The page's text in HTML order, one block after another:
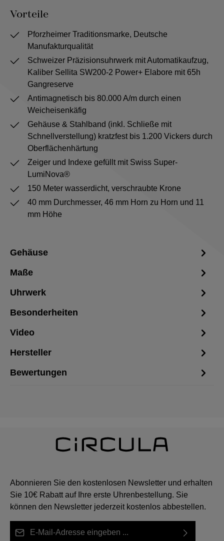
Vorteile
Pforzheimer Traditionsmarke, Deutsche
Manufakturqualität
Schweizer Präzisionsuhrwerk mit Automatikaufzug,
Kaliber Sellita SW200-2 Power+ Elabore mit 65h
Gangreserve
Antimagnetisch bis 80.000 A/m durch einen
Weicheisenkäfig
Gehäuse & Stahlband (inkl. Schließe mit
Schnellverstellung) kratzfest bis 1.200 Vickers durch
Oberflächenhärtung
Zeiger und Indexe gefüllt mit Swiss Super-
LumiNova®
150 Meter wasserdicht, verschraubte Krone
40 mm Durchmesser, 46 mm Horn zu Horn und 11
mm Höhe
Gehäuse
Maße
Uhrwerk
Besonderheiten
Video
Hersteller
Bewertungen
Abonnieren Sie den kostenlosen Newsletter und erhalten
Sie 10€ Rabatt auf Ihre erste Uhrenbestellung. Sie
können den Newsletter jederzeit kostenlos abbestellen.